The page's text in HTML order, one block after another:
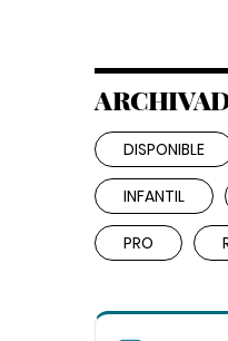
DISPONIBLE
INFANTIL
PRO